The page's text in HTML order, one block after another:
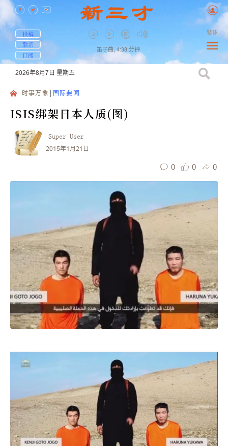
投稿
联系
订阅
笛子曲, 4:38 分钟
繁体
2026年8月7日 星期五
时事万象 国际要闻
ISIS绑架日本人质(图)
Super User
2015年1月21日
0 0 0